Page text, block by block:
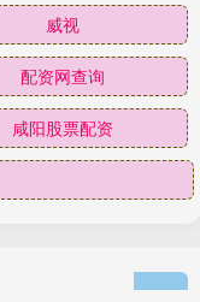
威视
配资网查询
咸阳股票配资